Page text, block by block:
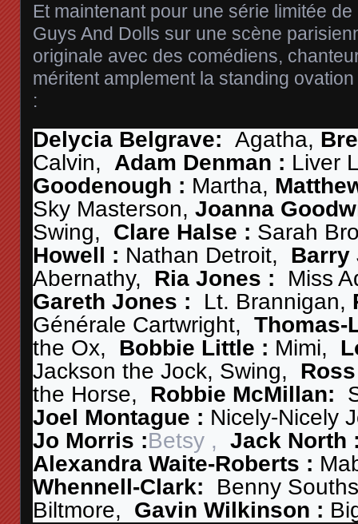
Et maintenant pour une série limitée
Guys And Dolls sur une scène
originale avec des comédiens,
méritent amplement la standing
:
Delycia Belgrave: Agatha,
Calvin, Adam Denman : Liver
Goodenough : Martha,
Sky Masterson, Joanna
Swing, Clare Halse : Sarah
Howell : Nathan Detroit, Barry
Abernathy, Ria Jones : Miss
Gareth Jones : Lt. Brannigan,
Générale Cartwright,
the Ox, Bobbie Little : Mimi,
Jackson the Jock, Swing,
the Horse, Robbie McMillan:
Joel Montague : Nicely-Nicely
Jo Morris :Betsy , Jack North
Alexandra Waite-Roberts :
Whennell-Clark: Benny
Biltmore, Gavin Wilkinson :